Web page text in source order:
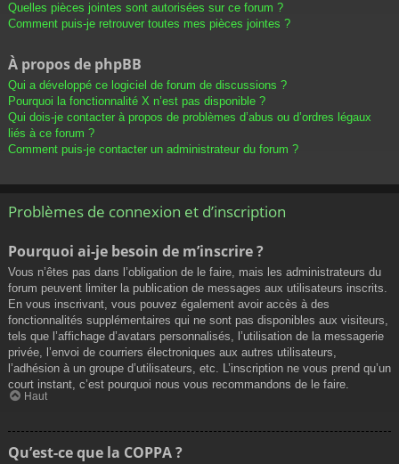
Quelles pièces jointes sont autorisées sur ce forum ?
Comment puis-je retrouver toutes mes pièces jointes ?
À propos de phpBB
Qui a développé ce logiciel de forum de discussions ?
Pourquoi la fonctionnalité X n’est pas disponible ?
Qui dois-je contacter à propos de problèmes d’abus ou d’ordres légaux
liés à ce forum ?
Comment puis-je contacter un administrateur du forum ?
Problèmes de connexion et d’inscription
Pourquoi ai-je besoin de m’inscrire ?
Vous n’êtes pas dans l’obligation de le faire, mais les administrateurs du
forum peuvent limiter la publication de messages aux utilisateurs inscrits.
En vous inscrivant, vous pouvez également avoir accès à des
fonctionnalités supplémentaires qui ne sont pas disponibles aux visiteurs,
tels que l’affichage d’avatars personnalisés, l’utilisation de la messagerie
privée, l’envoi de courriers électroniques aux autres utilisateurs,
l’adhésion à un groupe d’utilisateurs, etc. L’inscription ne vous prend qu’un
court instant, c’est pourquoi nous vous recommandons de le faire.
Haut
Qu’est-ce que la COPPA ?